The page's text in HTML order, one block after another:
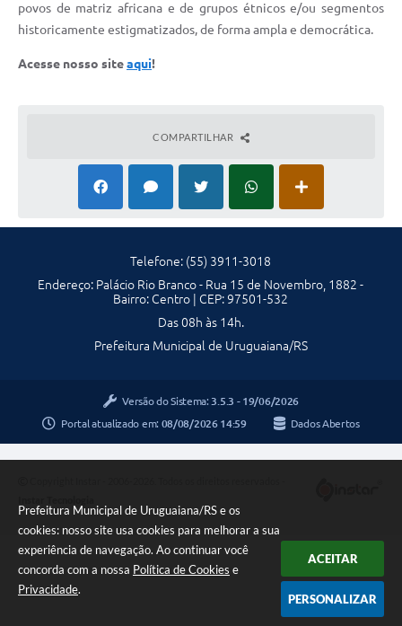
Prefeitura Municipal de Uruguaiana/RS e os
cookies: nosso site usa cookies para melhorar a sua
experiência de navegação. Ao continuar você
concorda com a nossa Política de Cookies e
Privacidade.
ACEITAR
PERSONALIZAR
Links
povos de matriz africana e de grupos étnicos e/ou segmentos
historicamente estigmatizados, de forma ampla e democrática.
Acesse nosso siteaqui!
COMPARTILHAR
Telefone: (55) 3911-3018
Endereço: Palácio Rio Branco - Rua 15 de Novembro, 1882 -
Bairro: Centro | CEP: 97501-532
Das 08h às 14h.
Prefeitura Municipal de Uruguaiana/RS
Versão do Sistema: 3.5.3 - 19/06/2026
Portal atualizado em: 08/08/2026 14:59 Dados Abertos